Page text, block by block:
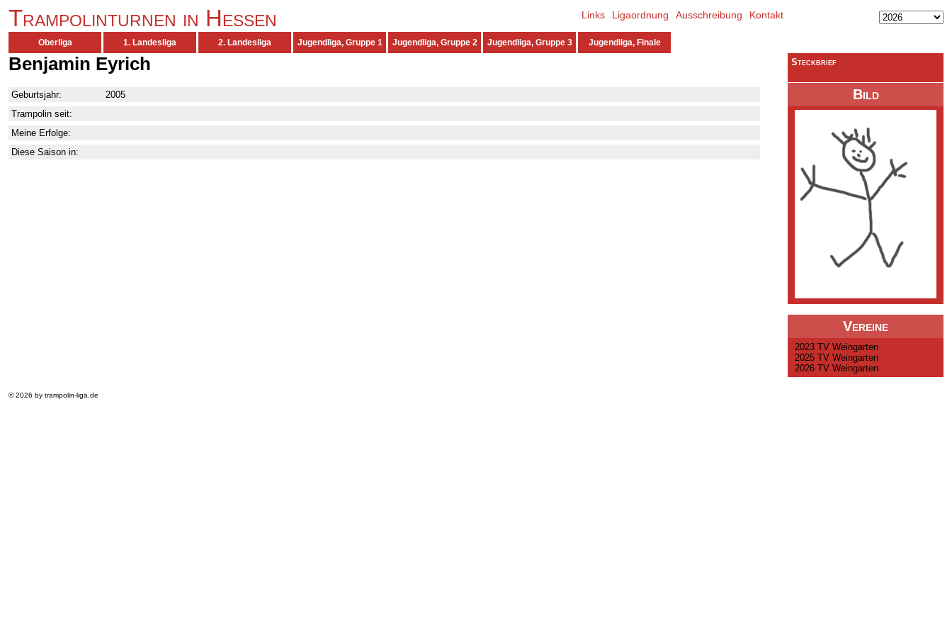
Trampolinturnen in Hessen Links Ligaordnung Ausschreibung Kontakt
Oberliga 1. Landesliga 2. Landesliga Jugendliga, Gruppe 1 Jugendliga, Gruppe 2 Jugendliga, Gruppe 3 Jugendliga, Finale
Benjamin Eyrich
Bild
Vereine
2023 TV Weingarten
2025 TV Weingarten
2026 TV Weingarten
Steckbrief
Geburtsjahr:
2005
Trampolin seit:
Meine Erfolge:
Diese Saison in:
© 2026 by trampolin-liga.de